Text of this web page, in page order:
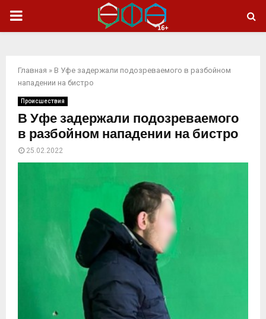
ОСНОВНОЕ
Главная » В Уфе задержали подозреваемого в разбойном
нападении на бистро
Происшествия
В Уфе задержали подозреваемого
в разбойном нападении на бистро
25.02.2022